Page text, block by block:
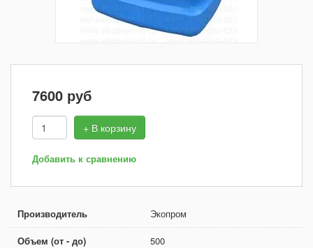
7600 руб
+ В корзину
Добавить к сравнению
Производитель Экопром
Объем (от - до) 500